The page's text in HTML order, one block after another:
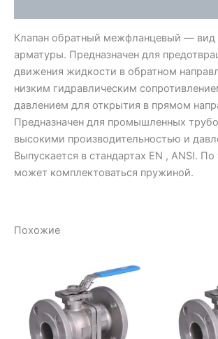
Клапан обратный межфланцевый — вид
арматуры. Предназначен для
движения жидкости в обратном
низким гидравлическим
давлением для открытия в прямом
Предназначен для промышленных
высокими производительностью и
Выпускается в стандартах EN , ANSI.
может комплектоваться пружиной.
Похожие